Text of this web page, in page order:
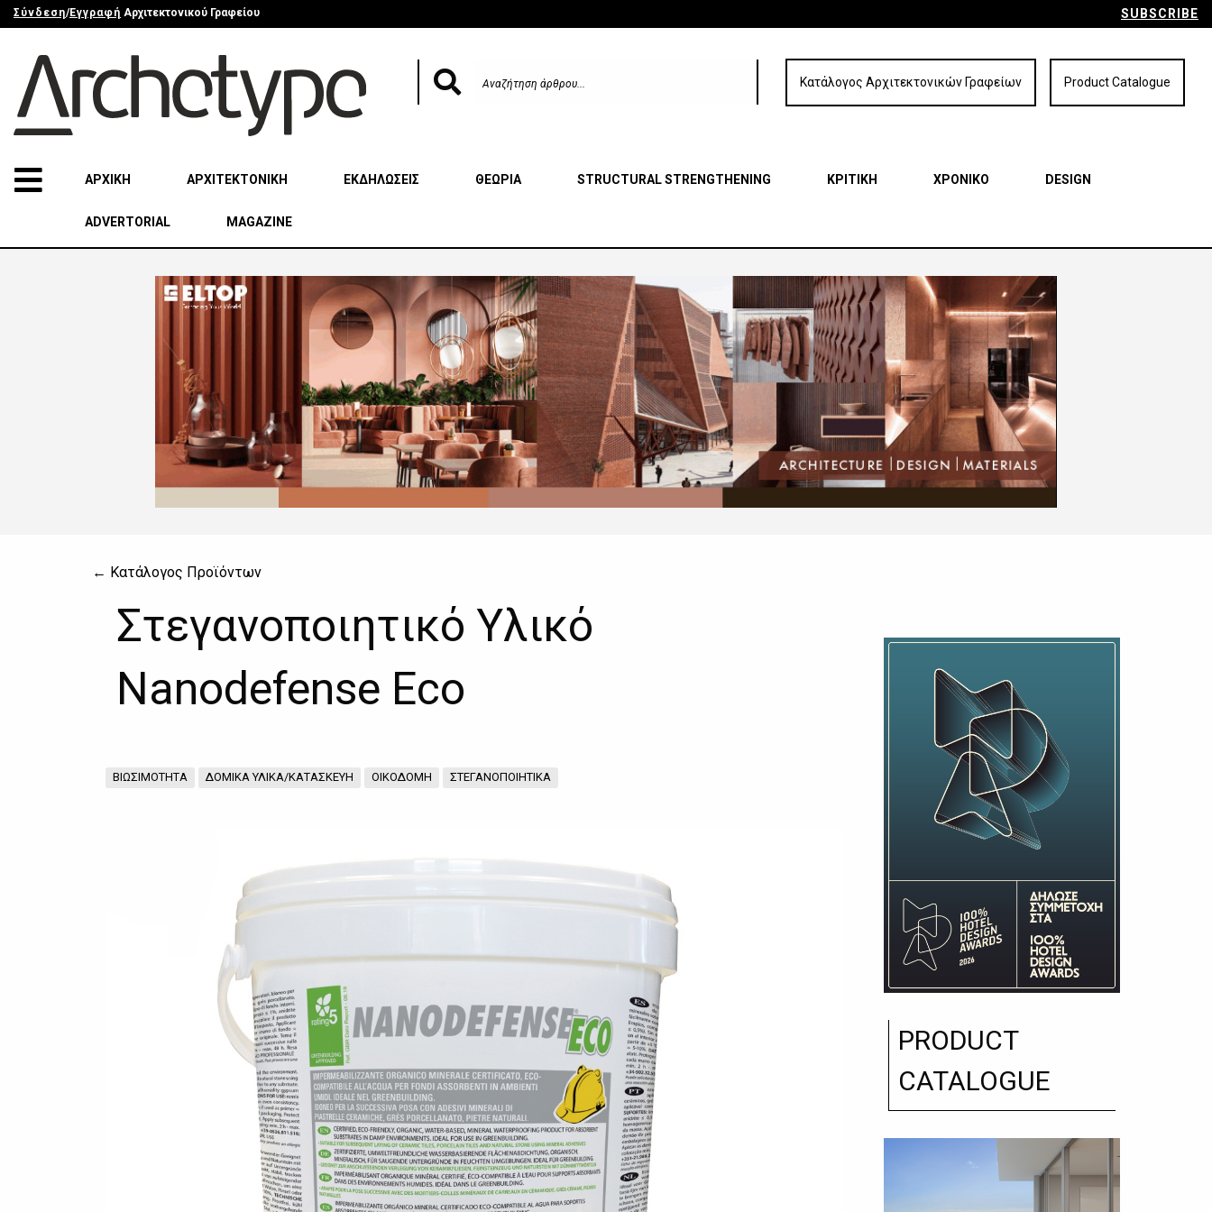
Σύνδεση/Εγγραφή Αρχιτεκτονικού Γραφείου SUBSCRIBE
Κατάλογος Αρχιτεκτονικών Γραφείων Product Catalogue
ΑΡΧΙΚΗ ΑΡΧΙΤΕΚΤΟΝΙΚΗ ΕΚΔΗΛΩΣΕΙΣ ΘΕΩΡΙΑ STRUCTURAL STRENGTHENING ΚΡΙΤΙΚΗ ΧΡΟΝΙΚΟ DESIGN
ADVERTORIAL MAGAZINE
← Κατάλογος Προϊόντων
Στεγανοποιητικό Υλικό
Nanodefense Eco
ΒΙΩΣΙΜΟΤΗΤΑ ΔΟΜΙΚΑ ΥΛΙΚΑ/ΚΑΤΑΣΚΕΥΗ ΟΙΚΟΔΟΜΗ ΣΤΕΓΑΝΟΠΟΙΗΤΙΚΑ
PRODUCT
CATALOGUE